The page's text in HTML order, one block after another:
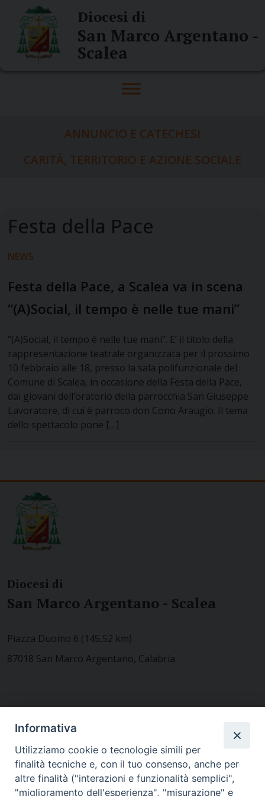
content
Diocesi di
San Marco Argentano -
Scalea
ANNUNCIO E CATECHESI
CARITÀ, TERRITORIO E AZIONE SOCIALE
NEWS
Festa della Pace, a Scalea va in scena
“(A)Social, il tempo è nelle tue mani”
“(A)Social, il tempo è nelle tue mani”. E’ il titolo della
rappresentazione teatrale organizzata per il prossimo
10 febbraio alle 18, presso la sala polifunzionale del
Comune di Scalea, in occasione della Festa della Pace,
dai giovani dell’oratorio della parrocchia San Giuseppe
Lavoratore, di cui è parroco don Cono Araugio. Il tema
dello spettacolo pone […]
Diocesi di
San Marco Argentano - Scalea
Piazza Duomo 6 (145,52 km)
87018 San Marco Argentano, Calabria
MODULISTICA
Informativa
Utilizziamo cookie o tecnologie simili per
finalità tecniche e, con il tuo consenso, anche per
altre finalità ("interazioni e funzionalità semplici",
"miglioramento dell'esperienza", "misurazione" e